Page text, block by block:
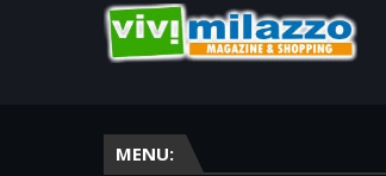
MENU: